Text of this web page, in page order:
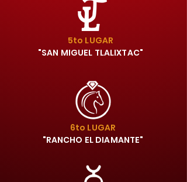
5to LUGAR
"SAN MIGUEL TLALIXTAC"
6to LUGAR
"RANCHO EL DIAMANTE"